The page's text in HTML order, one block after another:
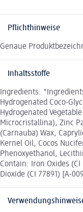
Pflichthinweise
Genaue
Inhaltsstoffe
Ingredients:
Hydrogenated Coco-
Hydrogenated
Microcristallina), Zinc
(Carnauba) Wax,
Kernel Oil, Cocos
Phenoxyethanol,
Contain: Iron Oxides (CI
Dioxide (CI 77891) [A-